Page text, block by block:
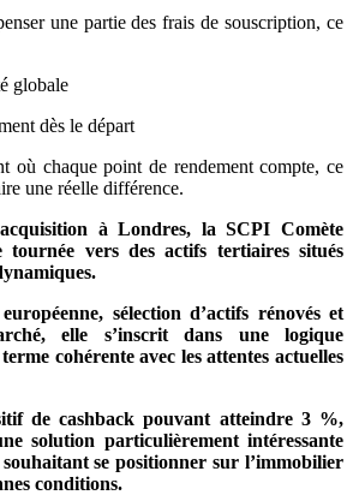
une partie des frais de souscription, ce
globale
dès le départ
où chaque point de rendement compte, ce
une réelle différence.
à Londres, la SCPI Comète
tournée vers des actifs tertiaires situés
sélection d’actifs rénovés et
elle s’inscrit dans une logique
cohérente avec les attentes actuelles
de cashback pouvant atteindre 3 %,
solution particulièrement intéressante
se positionner sur l’immobilier
conditions.